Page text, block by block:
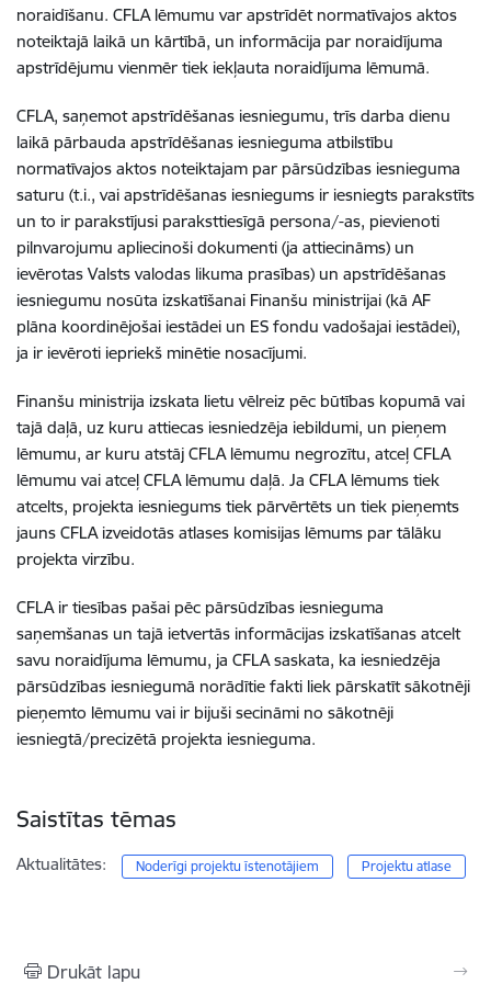
noraidīšanu. CFLA lēmumu var apstrīdēt normatīvajos aktos
noteiktajā laikā un kārtībā, un informācija par noraidījuma
apstrīdējumu vienmēr tiek iekļauta noraidījuma lēmumā.
CFLA, saņemot apstrīdēšanas iesniegumu, trīs darba dienu
laikā pārbauda apstrīdēšanas iesnieguma atbilstību
normatīvajos aktos noteiktajam par pārsūdzības iesnieguma
saturu (t.i., vai apstrīdēšanas iesniegums ir iesniegts parakstīts
un to ir parakstījusi paraksttiesīgā persona/-as, pievienoti
pilnvarojumu apliecinoši dokumenti (ja attiecināms) un
ievērotas Valsts valodas likuma prasības) un apstrīdēšanas
iesniegumu nosūta izskatīšanai Finanšu ministrijai (kā AF
plāna koordinējošai iestādei un ES fondu vadošajai iestādei),
ja ir ievēroti iepriekš minētie nosacījumi.
Finanšu ministrija izskata lietu vēlreiz pēc būtības kopumā vai
tajā daļā, uz kuru attiecas iesniedzēja iebildumi, un pieņem
lēmumu, ar kuru atstāj CFLA lēmumu negrozītu, atceļ CFLA
lēmumu vai atceļ CFLA lēmumu daļā. Ja CFLA lēmums tiek
atcelts, projekta iesniegums tiek pārvērtēts un tiek pieņemts
jauns CFLA izveidotās atlases komisijas lēmums par tālāku
projekta virzību.
CFLA ir tiesības pašai pēc pārsūdzības iesnieguma
saņemšanas un tajā ietvertās informācijas izskatīšanas atcelt
savu noraidījuma lēmumu, ja CFLA saskata, ka iesniedzēja
pārsūdzības iesniegumā norādītie fakti liek pārskatīt sākotnēji
pieņemto lēmumu vai ir bijuši secināmi no sākotnēji
iesniegtā/precizētā projekta iesnieguma.
Saistītas tēmas
Aktualitātes: Noderīgi projektu īstenotājiem Projektu atlase
Drukāt lapu